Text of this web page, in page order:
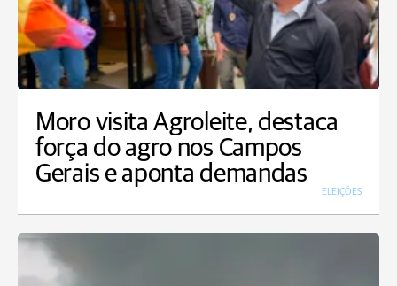
Moro visita Agroleite, destaca
força do agro nos Campos
Gerais e aponta demandas
ELEIÇÕES